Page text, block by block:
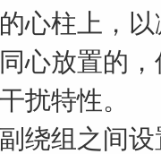
心柱上，
心放置的
扰特性。
绕组之间